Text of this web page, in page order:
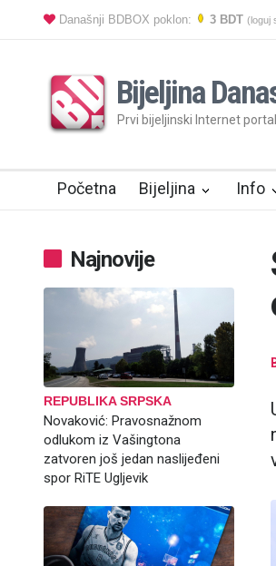
Današnji BDBOX poklon: 3 BDT (loguj
Bijeljina
Prvi bijeljinski Internet portal
Početna Bijeljina Info
Najnovije
REPUBLIKA SRPSKA
Novaković: Pravosnažnom
odlukom iz Vašingtona
zatvoren još jedan naslijeđeni
spor RiTE Ugljevik